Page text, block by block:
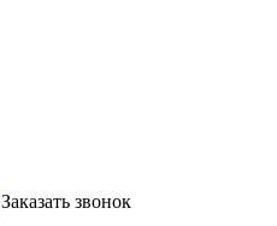
Заказать звонок